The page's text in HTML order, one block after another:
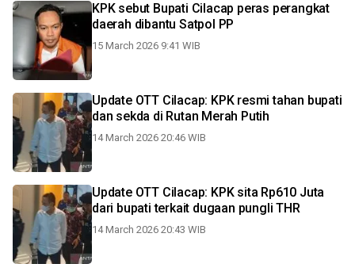
KPK sebut Bupati Cilacap peras perangkat
daerah dibantu Satpol PP
15 March 2026 9:41 WIB
Update OTT Cilacap: KPK resmi tahan bupati
dan sekda di Rutan Merah Putih
14 March 2026 20:46 WIB
Update OTT Cilacap: KPK sita Rp610 Juta
dari bupati terkait dugaan pungli THR
14 March 2026 20:43 WIB